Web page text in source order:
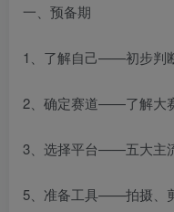
一、预备期
1、了解自己——初步判
2、确定赛道——了解大
3、选择平台——五大主
5、准备工具——拍摄、